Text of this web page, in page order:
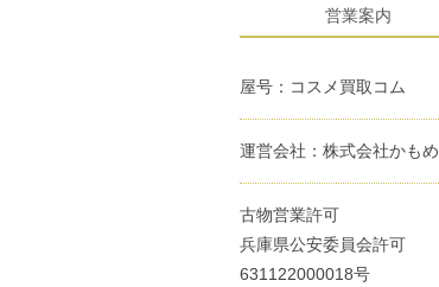
営業案内
屋号：コスメ買取コム
運営会社：株式会社かもめ
古物営業許可
兵庫県公安委員会許可
631122000018号